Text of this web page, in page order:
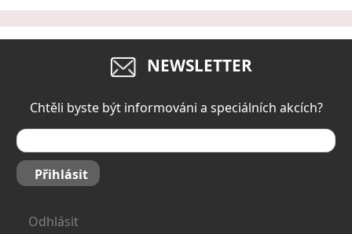
NEWSLETTER
Chtěli byste být informováni a speciálních akcích?
Přihlásit
Odhlásit